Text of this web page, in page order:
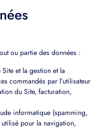
ou partie des données :
et la gestion et la
commandés par l’utilisateur
du Site, facturation,
informatique (spamming,
pour la navigation,